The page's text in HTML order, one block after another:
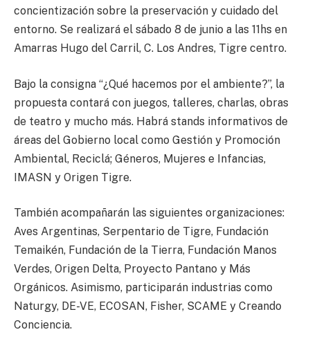
concientización sobre la preservación y cuidado del
entorno. Se realizará el sábado 8 de junio a las 11hs en
Amarras Hugo del Carril, C. Los Andres, Tigre centro.
Bajo la consigna “¿Qué hacemos por el ambiente?”, la
propuesta contará con juegos, talleres, charlas, obras
de teatro y mucho más. Habrá stands informativos de
áreas del Gobierno local como Gestión y Promoción
Ambiental, Reciclá; Géneros, Mujeres e Infancias,
IMASN y Origen Tigre.
También acompañarán las siguientes organizaciones:
Aves Argentinas, Serpentario de Tigre, Fundación
Temaikén, Fundación de la Tierra, Fundación Manos
Verdes, Origen Delta, Proyecto Pantano y Más
Orgánicos. Asimismo, participarán industrias como
Naturgy, DE-VE, ECOSAN, Fisher, SCAME y Creando
Conciencia.